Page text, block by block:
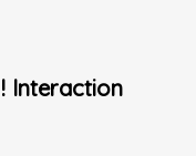
Interaction